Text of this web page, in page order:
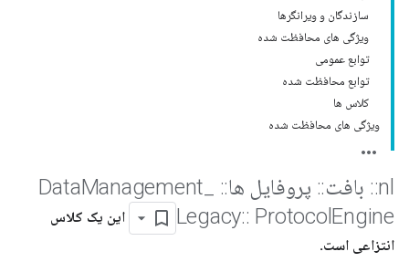
سازندگان و ویرانگرها
ویژگی های محافظت شده
توابع عمومی
توابع محافظت شده
کلاس ها
ویژگی های محافظت شده
nl
:: بافت:: پروفایل ها::
Management
Legacy:: Protocol Engine
این یک کلاس
انتزاعی است.